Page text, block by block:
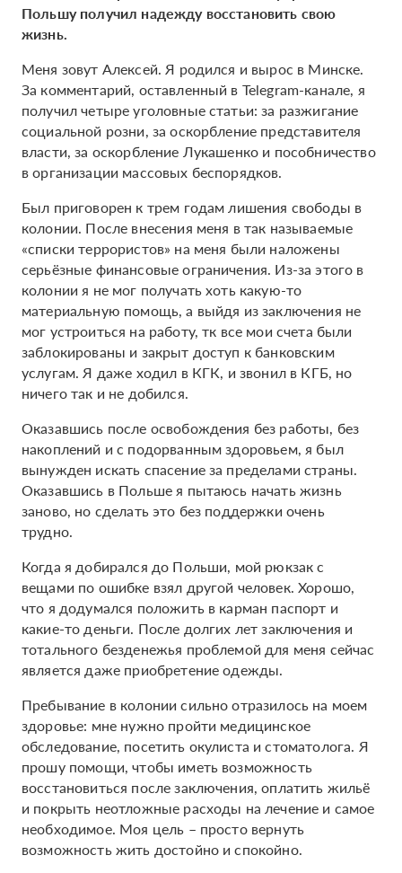
Польшу получил надежду восстановить свою
жизнь.
Меня зовут Алексей. Я родился и вырос в Минске.
За комментарий, оставленный в Telegram-канале, я
получил четыре уголовные статьи: за разжигание
социальной розни, за оскорбление представителя
власти, за оскорбление Лукашенко и пособничество
в организации массовых беспорядков.
Был приговорен к трем годам лишения свободы в
колонии. После внесения меня в так называемые
«списки террористов» на меня были наложены
серьёзные финансовые ограничения. Из-за этого в
колонии я не мог получать хоть какую-то
материальную помощь, а выйдя из заключения не
мог устроиться на работу, тк все мои счета были
заблокированы и закрыт доступ к банковским
услугам. Я даже ходил в КГК, и звонил в КГБ, но
ничего так и не добился.
Оказавшись после освобождения без работы, без
накоплений и с подорванным здоровьем, я был
вынужден искать спасение за пределами страны.
Оказавшись в Польше я пытаюсь начать жизнь
заново, но сделать это без поддержки очень
трудно.
Когда я добирался до Польши, мой рюкзак с
вещами по ошибке взял другой человек. Хорошо,
что я додумался положить в карман паспорт и
какие-то деньги. После долгих лет заключения и
тотального безденежья проблемой для меня сейчас
является даже приобретение одежды.
Пребывание в колонии сильно отразилось на моем
здоровье: мне нужно пройти медицинское
обследование, посетить окулиста и стоматолога. Я
прошу помощи, чтобы иметь возможность
восстановиться после заключения, оплатить жильё
и покрыть неотложные расходы на лечение и самое
необходимое. Моя цель – просто вернуть
возможность жить достойно и спокойно.